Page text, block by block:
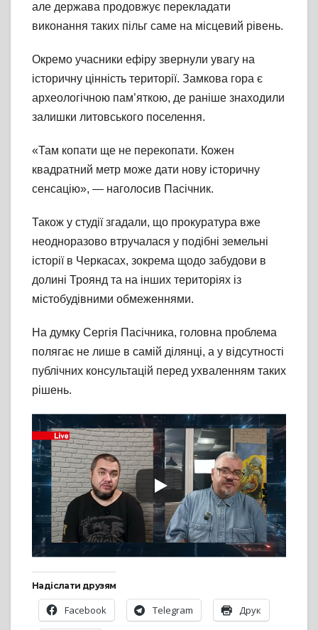
але держава продовжує перекладати
виконання таких пільг саме на місцевий рівень.
Окремо учасники ефіру звернули увагу на
історичну цінність території. Замкова гора є
археологічною пам’яткою, де раніше знаходили
залишки литовського поселення.
«Там копати ще не перекопати. Кожен
квадратний метр може дати нову історичну
сенсацію», — наголосив Пасічник.
Також у студії згадали, що прокуратура вже
неодноразово втручалася у подібні земельні
історії в Черкасах, зокрема щодо забудови в
долині Троянд та на інших територіях із
містобудівними обмеженнями.
На думку Сергія Пасічника, головна проблема
полягає не лише в самій ділянці, а у відсутності
публічних консультацій перед ухваленням таких
рішень.
Надіслати друзям
Facebook Telegram Друк